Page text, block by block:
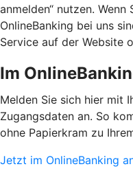
anmelden“ nutzen.
OnlineBanking bei uns
Service auf der Website
Im
Melden Sie sich hier mit
Zugangsdaten an. So
ohne Papierkram zu
Jetzt im OnlineBanking